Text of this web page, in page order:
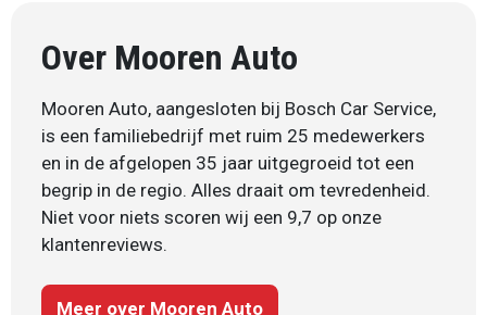
Over Mooren Auto
Mooren Auto, aangesloten bij Bosch Car Service,
is een familiebedrijf met ruim 25 medewerkers
en in de afgelopen 35 jaar uitgegroeid tot een
begrip in de regio. Alles draait om tevredenheid.
Niet voor niets scoren wij een 9,7 op onze
klantenreviews.
Meer over Mooren Auto